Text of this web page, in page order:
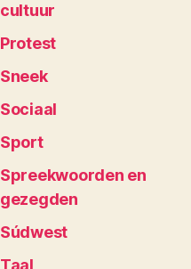
cultuur
Protest
Sneek
Sociaal
Sport
Spreekwoorden en
gezegden
Súdwest
Taal